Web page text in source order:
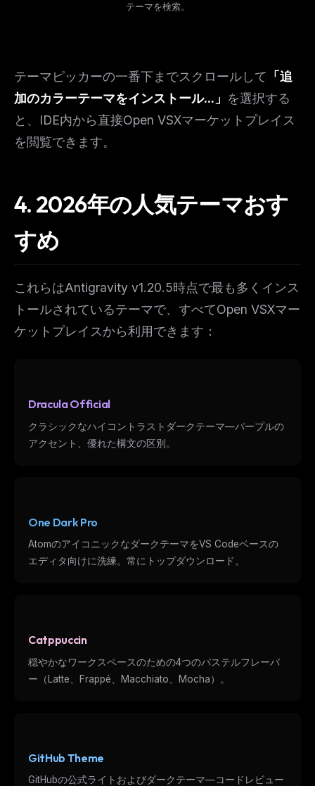
テーマを検索。
テーマピッカーの一番下までスクロールして 「追
加のカラーテーマをインストール...」 を選択する
と、IDE内から直接Open VSXマーケットプレイス
を閲覧できます。
4. 2026年の人気テーマおす
すめ
これらはAntigravity v1.20.5時点で最も多くインス
トールされているテーマで、すべてOpen VSXマー
ケットプレイスから利用できます：
Dracula Official
クラシックなハイコントラストダークテーマ—パープルの
アクセント、優れた構文の区別。
One Dark Pro
AtomのアイコニックなダークテーマをVS Codeベースの
エディタ向けに洗練。常にトップダウンロード。
Catppuccin
穏やかなワークスペースのための4つのパステルフレーバ
ー（Latte、Frappé、Macchiato、Mocha）。
GitHub Theme
GitHubの公式ライトおよびダークテーマ—コードレビュー